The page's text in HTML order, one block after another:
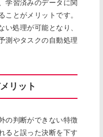
学習済みのデータに関
ことがメリットです。
い処理が可能となり、
測やタスクの自動処理
リット
の判断ができない特徴
ると誤った決断を下す